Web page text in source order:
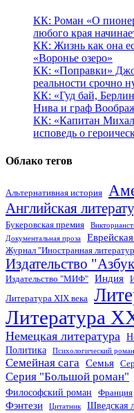
КК: Роман «О
любого края
КК: Жизнь как она
«Воронье озеро»
КК: «Поправки»
реальности срочно
КК: «Гуд бай,
Нива и граф
КК: «Капитан
исповедь о
Облако тегов
Альтернативная история
Английская
Букеровская премия
Документальная проза
Журнал "Иностранная
Издательство
Издательство "МИФ" Индия
Литература XIX века
Литература
Немецкая литература
Политика
Психологический роман
Семейная сага Семья
Серия "Большой роман"
Философский роман
Франция
Фэнтези Цитатник Шведская